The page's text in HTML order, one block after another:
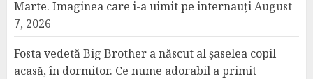
Marte. Imaginea care i-a uimit pe internauțiAugust
7, 2026
Fosta vedetă Big Brother a născut al șaselea copil
acasă, în dormitor. Ce nume adorabil a primit